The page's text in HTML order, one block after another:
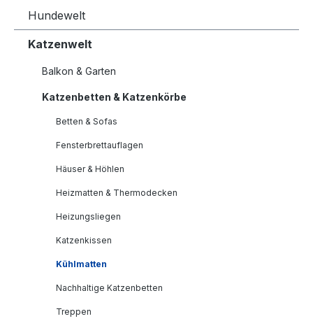
Hundewelt
Katzenwelt
Balkon & Garten
Katzenbetten & Katzenkörbe
Betten & Sofas
Fensterbrettauflagen
Häuser & Höhlen
Heizmatten & Thermodecken
Heizungsliegen
Katzenkissen
Kühlmatten
Nachhaltige Katzenbetten
Treppen